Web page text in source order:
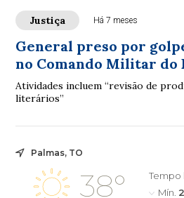
Justiça Há 7 meses
General preso por
no Comando Militar do
Atividades incluem “revisão de
literários”
Palmas, TO
38°
Tempo
Mín.